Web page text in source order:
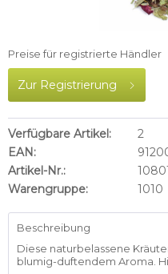
Preise für registrierte Händler
Zur Registrierung
Verfügbare Artikel:
2
EAN:
Artikel-Nr.:
Warengruppe:
1010
Beschreibung
Diese naturbelassene
blumig-duftendem Aroma.